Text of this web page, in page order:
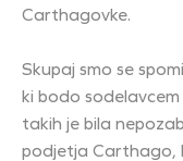
Carthagovke.
Skupaj smo se
ki bodo
takih je bila
podjetja Carthago,